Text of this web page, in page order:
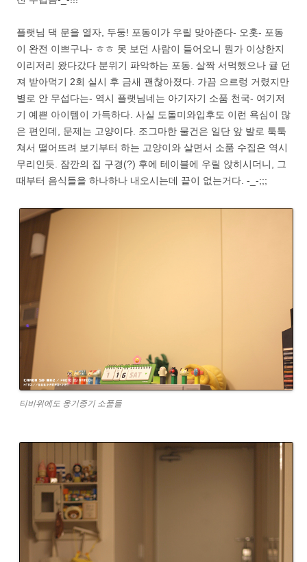
플랫님 댁 문을 열자, 두둥! 포동이가 우릴 맞아준다- 오홋- 포동
이 완전 이쁘구나- ㅎㅎ 못 보던 사람이 들어오니 뭔가 이상한지
이리저리 왔다갔다 분위기 파악하는 포동. 살짝 서먹했으나 귤 던
져 받아먹기 2회 실시 후 금새 괜찮아졌다. 가끔 으르렁 거렸지만
별로 안 무섭다는- 역시 플랫님네는 아기자기 소품 천국- 여기저
기 예쁜 아이템이 가득하다. 사실 도돌미와입후도 이런 욕심이 많
은 편인데, 문제는 고양이다. 조그마한 물건은 일단 앞 발로 툭툭
쳐서 떨어뜨려 보기부터 하는 고양이와 살면서 소품 수집은 역시
무리인듯. 잠깐의 집 구경(?) 후에 테이블에 우릴 앉히시더니, 그
때부터 음식들을 하나하나 내오시는데 끝이 없는거다. -_-;;;
티비위에도 옹기종기 소품들